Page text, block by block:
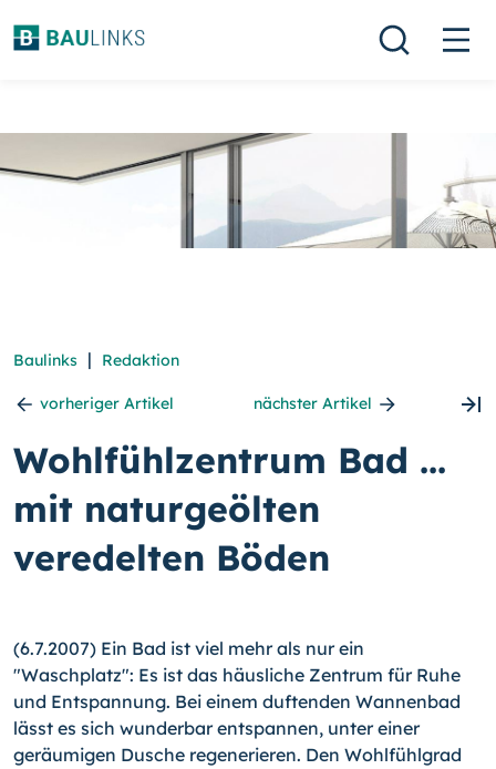
Baulinks | Redaktion
vorheriger Artikel nächster Artikel
Wohlfühlzentrum Bad ...
mit naturgeölten
veredelten Böden
(6.7.2007) Ein Bad ist viel mehr als nur ein
"Waschplatz": Es ist das häusliche Zentrum für Ruhe
und Entspannung. Bei einem duftenden Wannenbad
lässt es sich wunderbar entspannen, unter einer
geräumigen Dusche regenerieren. Den Wohlfühlgrad